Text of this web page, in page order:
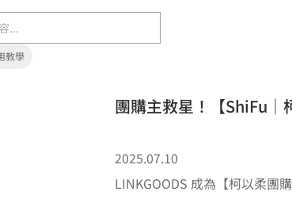
教學
團購主救星！【ShiFu｜
2025.07.10
LINKGOODS 成為【柯以柔團